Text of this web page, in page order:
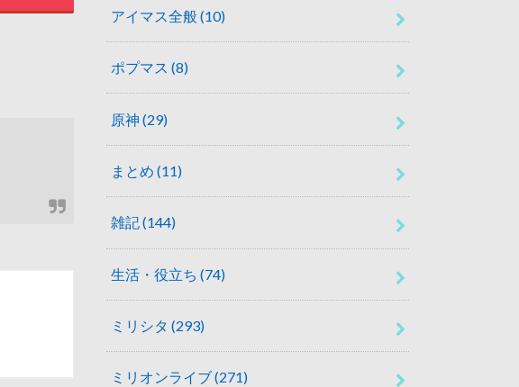
アイマス全般(10)
ポプマス (8)
原神 (29)
まとめ (11)
雑記(144)
生活・役立ち (74)
ミリシタ (293)
ミリオンライブ(271)